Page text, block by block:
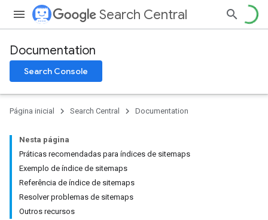
Search Central
Documentation
Search Console
Página inicial Search Central Documentation
Nesta página
Práticas recomendadas para índices de sitemaps
Exemplo de índice de sitemaps
Referência de índice de sitemaps
Resolver problemas de sitemaps
Outros recursos